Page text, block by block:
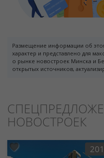
Размещение информации об
характер и представлено для
о рынке новостроек Минска и
открытых источников,
НОВОСТРОЕК